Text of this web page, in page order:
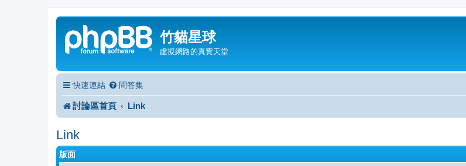
竹貓星球
虛擬網路的真實天堂
快速連結 問答集
討論區首頁 Link
Link
版面